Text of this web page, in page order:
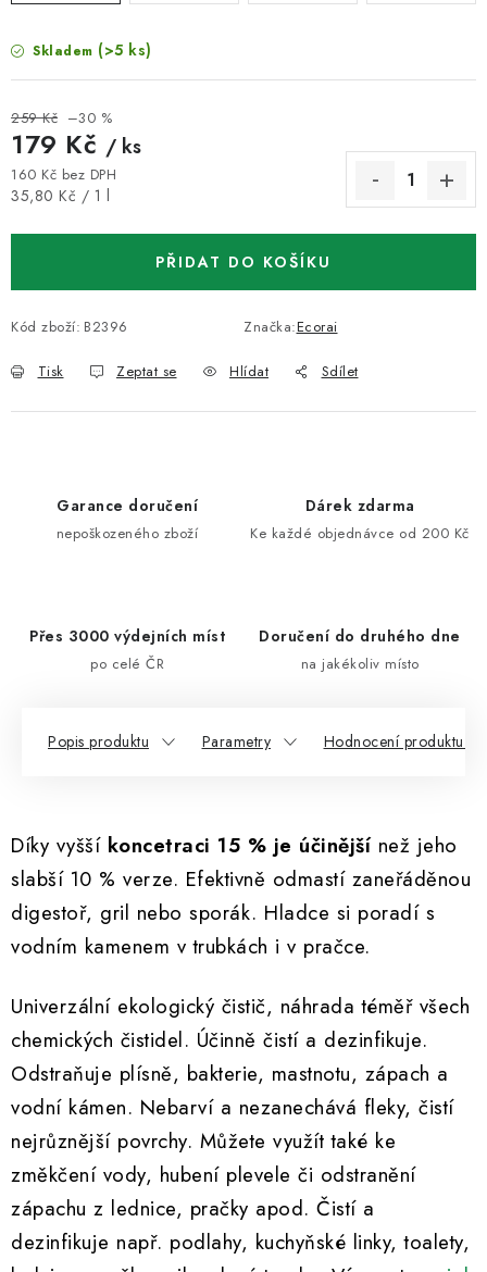
Skladem (>5 ks)
259 Kč –30 %
179 Kč / ks
160 Kč bez DPH
Měrná cena:
35,80 Kč / 1 l
PŘIDAT DO KOŠÍKU
Kód zboží: B2396 Značka:Ecorai
Tisk Zeptat se Hlídat Sdílet
Garance doručení
nepoškozeného zboží
Dárek zdarma
Ke každé objednávce od 200 Kč
Přes 3000 výdejních míst
po celé ČR
Doručení do druhého dne
na jakékoliv místo
Popis produktu Parametry Hodnocení produktu (5)
Díky vyšší koncetraci 15 % je účinějšínež jeho
slabší 10 % verze. Efektivně odmastí zaneřáděnou
digestoř, gril nebo sporák. Hladce si poradí s
vodním kamenem v trubkách i v pračce.
Univerzální ekologický čistič, náhrada téměř všech
chemických čistidel. Účinně čistí a dezinfikuje.
Odstraňuje plísně, bakterie, mastnotu, zápach a
vodní kámen. Nebarví a nezanechává fleky, čistí
nejrůznější povrchy. Můžete využít také ke
změkčení vody, hubení plevele či odstranění
zápachu z lednice, pračky apod. Čistí a
dezinfikuje např. podlahy, kuchyňské linky, toalety,